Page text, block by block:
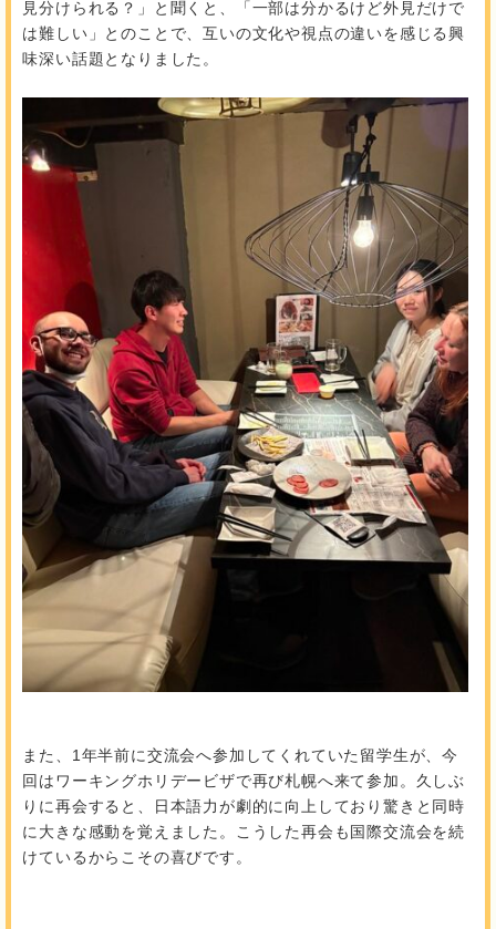
見分けられる？」と聞くと、「一部は分かるけど外見だけで
は難しい」とのことで、互いの文化や視点の違いを感じる興
味深い話題となりました。
また、1年半前に交流会へ参加してくれていた留学生が、今
回はワーキングホリデービザで再び札幌へ来て参加。久しぶ
りに再会すると、日本語力が劇的に向上しており驚きと同時
に大きな感動を覚えました。こうした再会も国際交流会を続
けているからこその喜びです。